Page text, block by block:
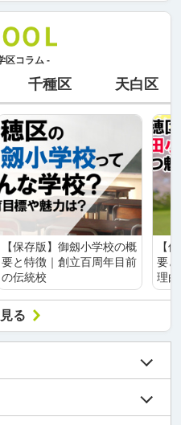
区コラム -
千種区 天白区
【保存版】御劔小学校の概
要と特徴｜創立百周年目前
の伝統校
【
要
理
る